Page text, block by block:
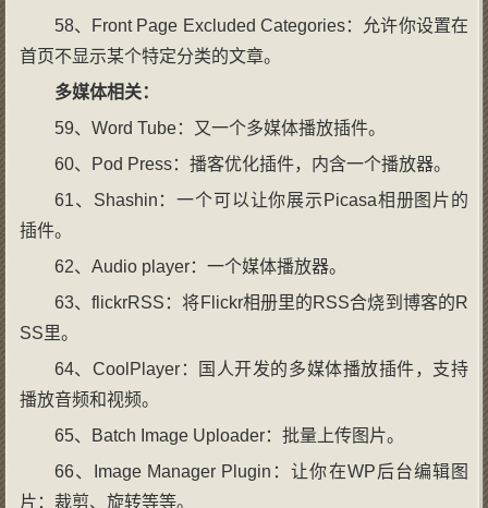
58、Front Page Excluded Categories：允许你设置在
首页不显示某个特定分类的文章。
多媒体相关：
59、Word Tube：又一个多媒体播放插件。
60、Pod Press：播客优化插件，内含一个播放器。
61、Shashin：一个可以让你展示Picasa相册图片的
插件。
62、Audio player：一个媒体播放器。
63、flickrRSS：将Flickr相册里的RSS合烧到博客的R
SS里。
64、CoolPlayer：国人开发的多媒体播放插件，支持
播放音频和视频。
65、Batch Image Uploader：批量上传图片。
66、Image Manager Plugin：让你在WP后台编辑图
片：裁剪、旋转等等。